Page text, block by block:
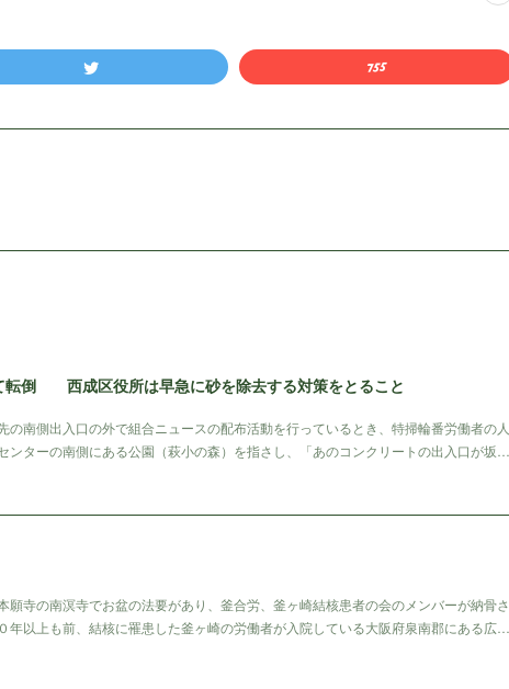
倒 西成区役所は早急に砂を除去する対策をとること
南側出入口の外で組合ニュースの配布活動を行っているとき、特掃輪番労働者の人
ターの南側にある公園（萩小の森）を指さし、「あのコンクリートの出入口が坂…
寺の南溟寺でお盆の法要があり、釜合労、釜ヶ崎結核患者の会のメンバーが納骨さ
以上も前、結核に罹患した釜ヶ崎の労働者が入院している大阪府泉南郡にある広…